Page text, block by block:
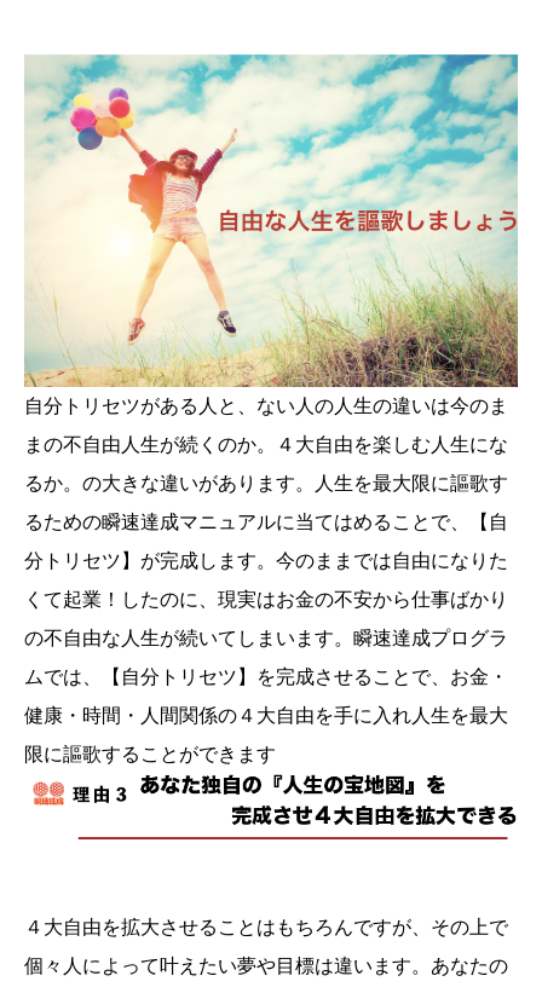
自分トリセツがある人と、ない人の人生の違いは今のま
まの不自由人生が続くのか。４大自由を楽しむ人生にな
るか。の大きな違いがあります。人生を最大限に謳歌す
るための瞬速達成マニュアルに当てはめることで、【自
分トリセツ】が完成します。今のままでは自由になりた
くて起業！したのに、現実はお金の不安から仕事ばかり
の不自由な人生が続いてしまいます。瞬速達成プログラ
ムでは、【自分トリセツ】を完成させることで、お金・
健康・時間・人間関係の４大自由を手に入れ人生を最大
限に謳歌することができます
４大自由を拡大させることはもちろんですが、その上で
個々人によって叶えたい夢や目標は違います。あなたの